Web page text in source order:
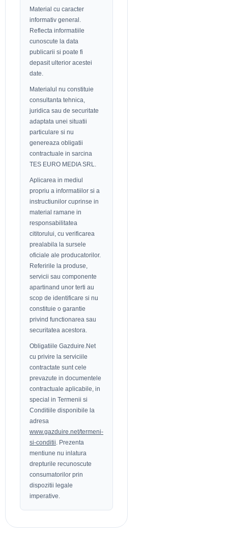
Material cu caracter
informativ general.
Reflecta informatiile
cunoscute la data
publicarii si poate fi
depasit ulterior acestei
date.
Materialul nu constituie
consultanta tehnica,
juridica sau de securitate
adaptata unei situatii
particulare si nu
genereaza obligatii
contractuale in sarcina
TES EURO MEDIA SRL.
Aplicarea in mediul
propriu a informatiilor si a
instructiunilor cuprinse in
material ramane in
responsabilitatea
cititorului, cu verificarea
prealabila la sursele
oficiale ale producatorilor.
Referirile la produse,
servicii sau componente
apartinand unor terti au
scop de identificare si nu
constituie o garantie
privind functionarea sau
securitatea acestora.
Obligatiile Gazduire.Net
cu privire la serviciile
contractate sunt cele
prevazute in documentele
contractuale aplicabile, in
special in Termenii si
Conditiile disponibile la
adresa
www.gazduire.net/termeni-
si-conditii . Prezenta
mentiune nu inlatura
drepturile recunoscute
consumatorilor prin
dispozitii legale
imperative.